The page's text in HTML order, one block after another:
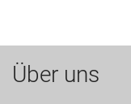
Über uns